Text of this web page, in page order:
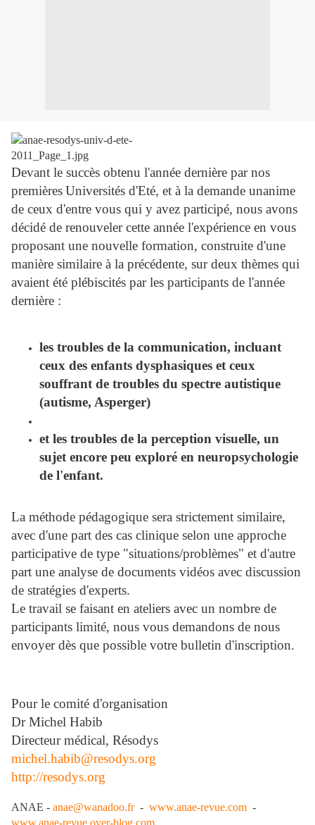
Devant le succès obtenu l'année dernière par nos
premièresUniversités d'Eté, et à la demande unanime
de ceux d'entre vous qui y avez participé, nous avons
décidé de renouveler cette année l'expérience en vous
proposant une nouvelle formation, construite d'une
manière similaire à la précédente, sur deux thèmes qui
avaient été plébiscités par les participants de l'année
dernière :
les troubles de la communication, incluant
ceux des enfants dysphasiques et ceux
souffrant de troubles du spectre autistique
(autisme, Asperger)
et les troubles de la perception visuelle, un
sujet encore peu exploré en neuropsychologie
de l'enfant.
La méthode pédagogique sera strictement similaire,
avec d'une part des cas clinique selon une approche
participative de type "situations/problèmes" et d'autre
part une analyse de documents vidéos avec discussion
de stratégies d'experts.
Le travail se faisant en ateliers avec un nombre de
participants limité, nous vous demandons de nous
envoyer dès que possible votre bulletin d'inscription.
Pour le comité d'organisation
Dr Michel Habib
Directeur médical, Résodys
michel.habib@resodys.org
http://resodys.org
ANAE - anae@wanadoo.fr- www.anae-revue.com -